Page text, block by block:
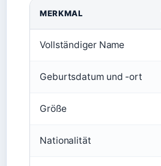
MERKMAL
Vollständiger Name
Geburtsdatum und -ort
Größe
Nationalität